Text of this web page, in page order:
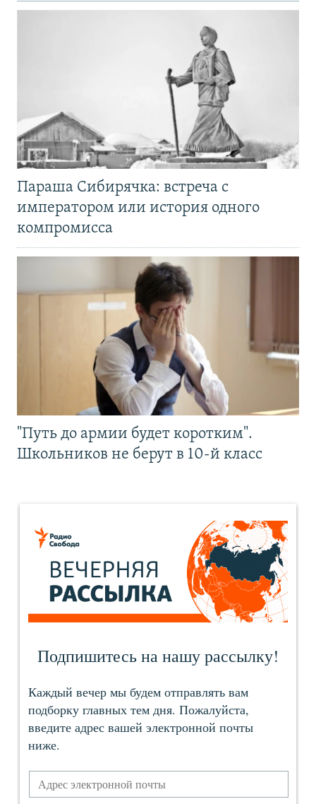
Параша Сибирячка: встреча с
императором или история одного
компромисса
"Путь до армии будет коротким".
Школьников не берут в 10-й класс